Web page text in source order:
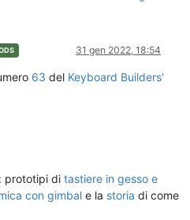
31 gen 2022, 18:54
63 del Keyboard Builders'
prototipi di tastiere in gesso e
con gimbal e la storia di come